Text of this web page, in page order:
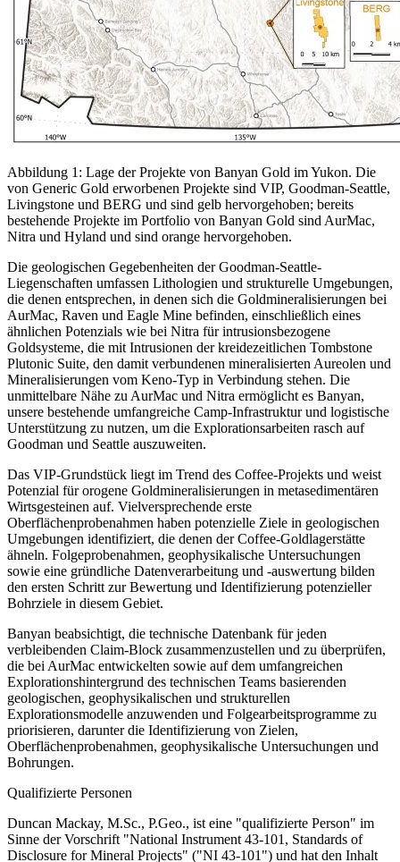
Abbildung 1: Lage der Projekte von Banyan Gold im Yukon. Die
von Generic Gold erworbenen Projekte sind VIP, Goodman-Seattle,
Livingstone und BERG und sind gelb hervorgehoben; bereits
bestehende Projekte im Portfolio von Banyan Gold sind AurMac,
Nitra und Hyland und sind orange hervorgehoben.
Die geologischen Gegebenheiten der Goodman-Seattle-
Liegenschaften umfassen Lithologien und strukturelle Umgebungen,
die denen entsprechen, in denen sich die Goldmineralisierungen bei
AurMac, Raven und Eagle Mine befinden, einschließlich eines
ähnlichen Potenzials wie bei Nitra für intrusionsbezogene
Goldsysteme, die mit Intrusionen der kreidezeitlichen Tombstone
Plutonic Suite, den damit verbundenen mineralisierten Aureolen und
Mineralisierungen vom Keno-Typ in Verbindung stehen. Die
unmittelbare Nähe zu AurMac und Nitra ermöglicht es Banyan,
unsere bestehende umfangreiche Camp-Infrastruktur und logistische
Unterstützung zu nutzen, um die Explorationsarbeiten rasch auf
Goodman und Seattle auszuweiten.
Das VIP-Grundstück liegt im Trend des Coffee-Projekts und weist
Potenzial für orogene Goldmineralisierungen in metasedimentären
Wirtsgesteinen auf. Vielversprechende erste
Oberflächenprobenahmen haben potenzielle Ziele in geologischen
Umgebungen identifiziert, die denen der Coffee-Goldlagerstätte
ähneln. Folgeprobenahmen, geophysikalische Untersuchungen
sowie eine gründliche Datenverarbeitung und -auswertung bilden
den ersten Schritt zur Bewertung und Identifizierung potenzieller
Bohrziele in diesem Gebiet.
Banyan beabsichtigt, die technische Datenbank für jeden
verbleibenden Claim-Block zusammenzustellen und zu überprüfen,
die bei AurMac entwickelten sowie auf dem umfangreichen
Explorationshintergrund des technischen Teams basierenden
geologischen, geophysikalischen und strukturellen
Explorationsmodelle anzuwenden und Folgearbeitsprogramme zu
priorisieren, darunter die Identifizierung von Zielen,
Oberflächenprobenahmen, geophysikalische Untersuchungen und
Bohrungen.
Qualifizierte Personen
Duncan Mackay, M.Sc., P.Geo., ist eine "qualifizierte Person" im
Sinne der Vorschrift "National Instrument 43-101, Standards of
Disclosure for Mineral Projects" ("NI 43-101") und hat den Inhalt